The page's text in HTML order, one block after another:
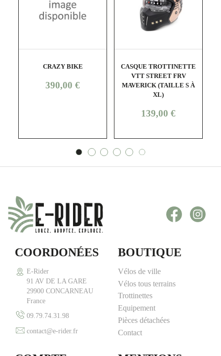
shopping_cart visibility
CRAZY BIKE
Prix
390,00 €
shopping_cart visibility
CASQUE TROTTINETTE
VTT STREET FRV
MAVERICK (TAILLE S À
XL)
Prix
139,00 €
Facebook
COORDONÉES
E-Rider
91 AV DE LA GARE
29900 CONCARNEAU
France
09.79.74.31.98
contact@e-rider.fr
BOUTIQUE
Vélos de ville
Vélos tous terrains
Trottinettes
Equipement
Pièces détachées
Contact